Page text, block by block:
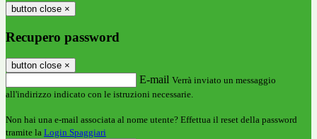
button close ×
Recupero password
button close ×
E-mail Verrà inviato un messaggio
all'indirizzo indicato con le istruzioni necessarie.
Non hai una e-mail associata al nome utente? Effettua il reset della password
tramite la Login Spaggiari